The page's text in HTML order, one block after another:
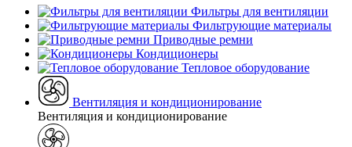
Фильтры для вентиляции
Фильтрующие материалы
Приводные ремни
Кондиционеры
Тепловое оборудование
Вентиляция и кондиционирование
Вентиляция и кондиционирование